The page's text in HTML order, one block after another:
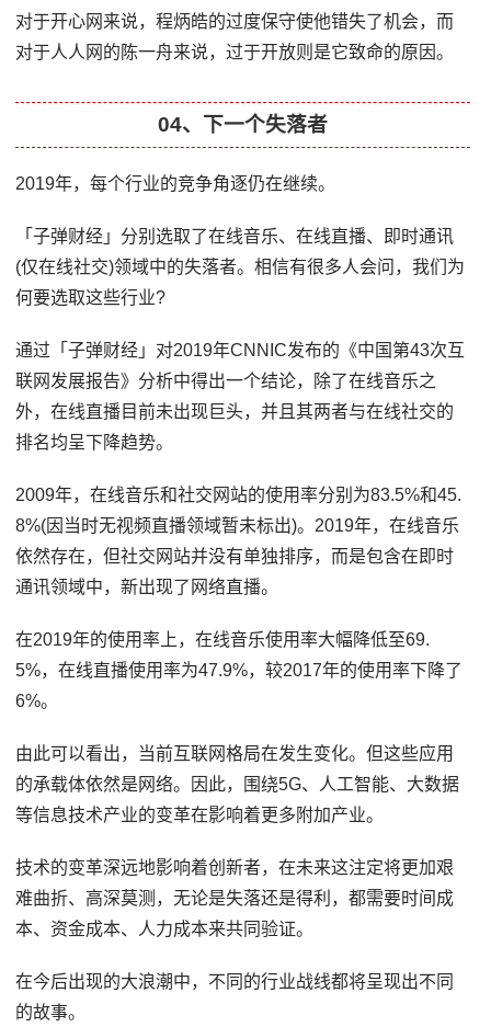
对于开心网来说，程炳皓的过度保守使他错失了机会，而
对于人人网的陈一舟来说，过于开放则是它致命的原因。
04、下一个失落者
2019年，每个行业的竞争角逐仍在继续。
「子弹财经」分别选取了在线音乐、在线直播、即时通讯
(仅在线社交)领域中的失落者。相信有很多人会问，我们为
何要选取这些行业?
通过「子弹财经」对2019年CNNIC发布的《中国第43次互
联网发展报告》分析中得出一个结论，除了在线音乐之
外，在线直播目前未出现巨头，并且其两者与在线社交的
排名均呈下降趋势。
2009年，在线音乐和社交网站的使用率分别为83.5%和45.
8%(因当时无视频直播领域暂未标出)。2019年，在线音乐
依然存在，但社交网站并没有单独排序，而是包含在即时
通讯领域中，新出现了网络直播。
在2019年的使用率上，在线音乐使用率大幅降低至69.
5%，在线直播使用率为47.9%，较2017年的使用率下降了
6%。
由此可以看出，当前互联网格局在发生变化。但这些应用
的承载体依然是网络。因此，围绕5G、人工智能、大数据
等信息技术产业的变革在影响着更多附加产业。
技术的变革深远地影响着创新者，在未来这注定将更加艰
难曲折、高深莫测，无论是失落还是得利，都需要时间成
本、资金成本、人力成本来共同验证。
在今后出现的大浪潮中，不同的行业战线都将呈现出不同
的故事。